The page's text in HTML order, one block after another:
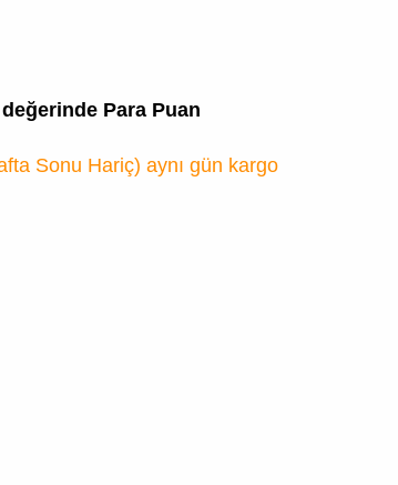
Para Puan
Sonu Hariç) aynı gün kargo